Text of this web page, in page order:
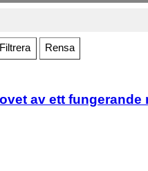
Type
Filtrera Rensa
av ett